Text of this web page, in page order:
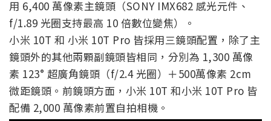
用 6,400 萬像素主鏡頭（SONY IMX682 感光元件、
f/1.89 光圈支持最高 10 倍數位變焦）。
小米 10T 和 小米 10T Pro 皆採用三鏡頭配置，除了主
鏡頭外的其他兩顆副鏡頭皆相同，分別為 1,300 萬像
素 123° 超廣角鏡頭（f/2.4 光圈）＋500萬像素 2cm
微距鏡頭。前鏡頭方面，小米 10T 和小米 10T Pro 皆
配備 2,000 萬像素前置自拍相機。